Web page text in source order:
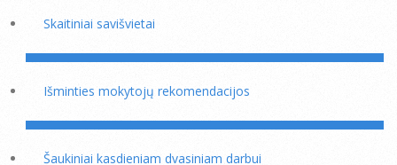
Skaitiniai savišvietai
Išminties mokytojų rekomendacijos
Šaukiniai kasdieniam dvasiniam darbui